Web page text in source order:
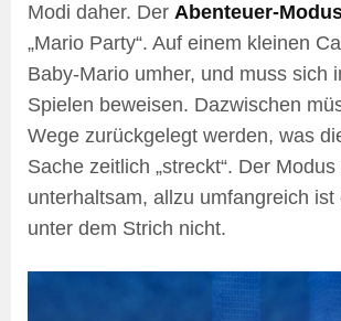
Modi daher. Der Abenteuer-
„Mario Party“. Auf einem kleinen
Baby-Mario umher, und muss sich
Spielen beweisen. Dazwischen
Wege zurückgelegt werden, was
Sache zeitlich „streckt“. Der
unterhaltsam, allzu umfangreich ist
unter dem Strich nicht.